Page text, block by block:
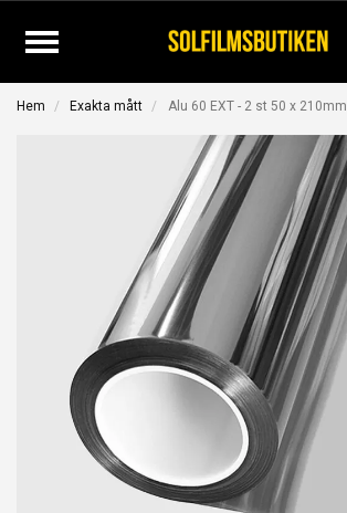
Hem Exakta mått Alu 60 EXT - 2 st 50 x 210mm